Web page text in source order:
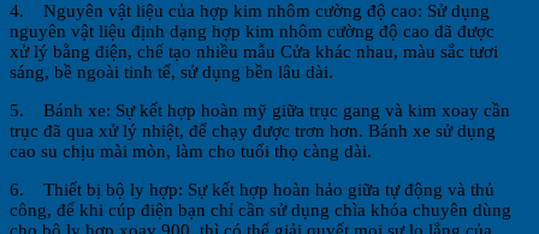
4. Nguyên vật liệu của hợp kim nhôm cường độ cao: Sử dụng
nguyên vật liệu định dạng hợp kim nhôm cường độ cao đã được
xử lý bằng điện, chế tạo nhiều mẫu Cửa khác nhau, màu sắc tươi
sáng, bề ngoài tinh tế, sử dụng bền lâu dài.
5. Bánh xe: Sự kết hợp hoàn mỹ giữa trục gang và kim xoay cần
trục đã qua xử lý nhiệt, để chạy được trơn hơn. Bánh xe sử dụng
cao su chịu mài mòn, làm cho tuổi thọ càng dài.
6. Thiết bị bộ ly hợp: Sự kết hợp hoàn hảo giữa tự động và thủ
công, để khi cúp điện bạn chỉ cần sử dụng chìa khóa chuyên dùng